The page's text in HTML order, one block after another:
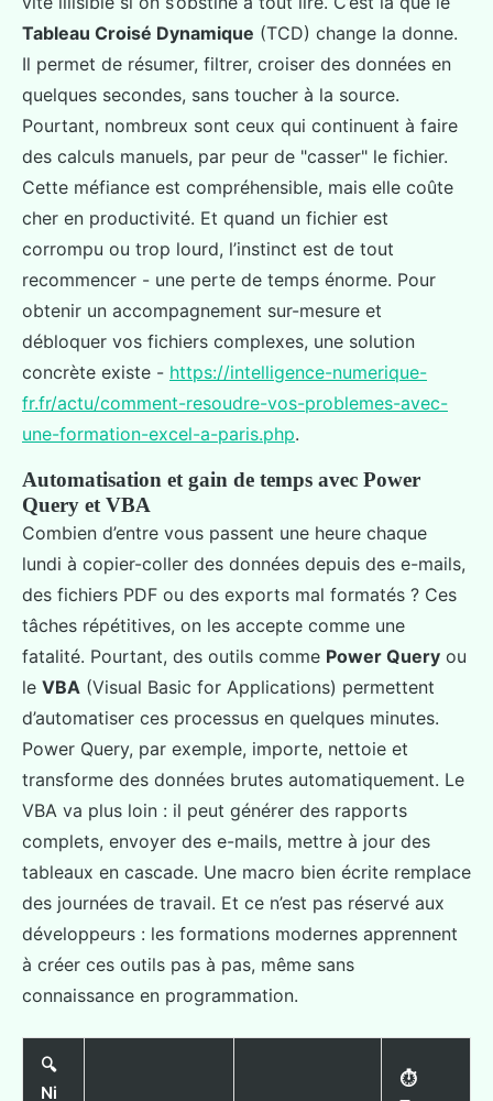
Tableau Croisé Dynamique (TCD) change la donne.
Il permet de résumer, filtrer, croiser des données en
quelques secondes, sans toucher à la source.
Pourtant, nombreux sont ceux qui continuent à faire
des calculs manuels, par peur de "casser" le fichier.
Cette méfiance est compréhensible, mais elle coûte
cher en productivité. Et quand un fichier est
corrompu ou trop lourd, l’instinct est de tout
recommencer - une perte de temps énorme. Pour
obtenir un accompagnement sur-mesure et
débloquer vos fichiers complexes, une solution
concrète existe - https://intelligence-numerique-
fr.fr/actu/comment-resoudre-vos-problemes-avec-
une-formation-excel-a-paris.php.
Automatisation et gain de temps avec Power
Query et VBA
Combien d’entre vous passent une heure chaque
lundi à copier-coller des données depuis des e-mails,
des fichiers PDF ou des exports mal formatés ? Ces
tâches répétitives, on les accepte comme une
fatalité. Pourtant, des outils comme Power Query ou
le VBA (Visual Basic for Applications) permettent
d’automatiser ces processus en quelques minutes.
Power Query, par exemple, importe, nettoie et
transforme des données brutes automatiquement. Le
VBA va plus loin : il peut générer des rapports
complets, envoyer des e-mails, mettre à jour des
tableaux en cascade. Une macro bien écrite remplace
des journées de travail. Et ce n’est pas réservé aux
développeurs : les formations modernes apprennent
à créer ces outils pas à pas, même sans
connaissance en programmation.
🔍
Ni
⏱️